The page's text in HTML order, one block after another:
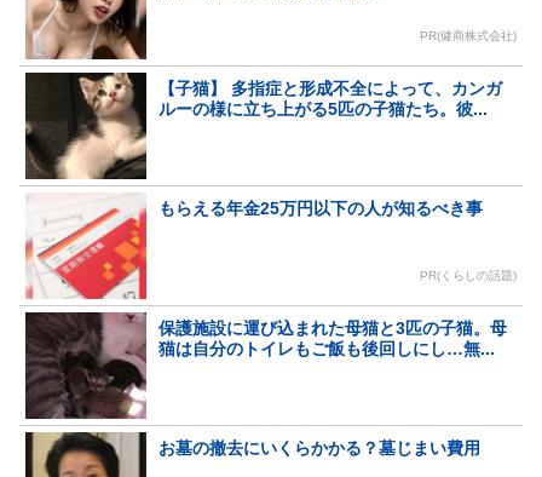
PR(健商株式会社)
【子猫】 多指症と形成不全によって、カンガ
ルーの様に立ち上がる5匹の子猫たち。彼...
もらえる年金25万円以下の人が知るべき事
PR(くらしの話題)
保護施設に運び込まれた母猫と3匹の子猫。母
猫は自分のトイレもご飯も後回しにし…無...
お墓の撤去にいくらかかる？墓じまい費用